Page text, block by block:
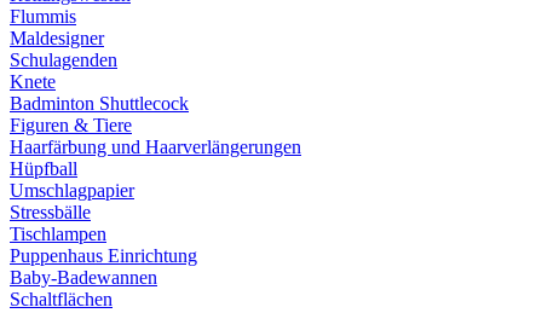
Flummis
Maldesigner
Schulagenden
Knete
Badminton Shuttlecock
Figuren & Tiere
Haarfärbung und Haarverlängerungen
Hüpfball
Umschlagpapier
Stressbälle
Tischlampen
Puppenhaus Einrichtung
Baby-Badewannen
Schaltflächen